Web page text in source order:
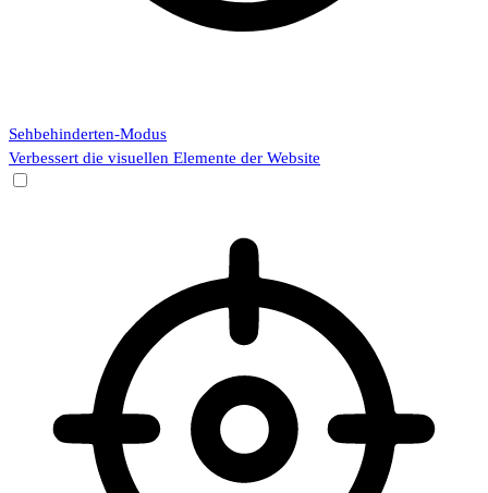
Sehbehinderten-Modus
Verbessert die visuellen Elemente der Website